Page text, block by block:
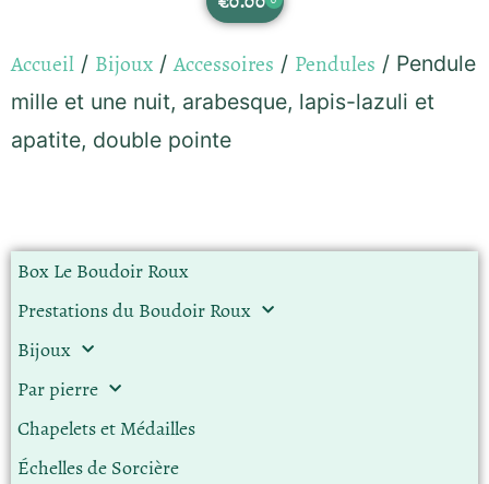
Accueil / Bijoux /Accessoires / Pendules / Pendule
mille et une nuit, arabesque, lapis-lazuli et
apatite, double pointe
Box Le Boudoir Roux
Prestations du Boudoir Roux
Bijoux
Par pierre
Chapelets et Médailles
Échelles de Sorcière